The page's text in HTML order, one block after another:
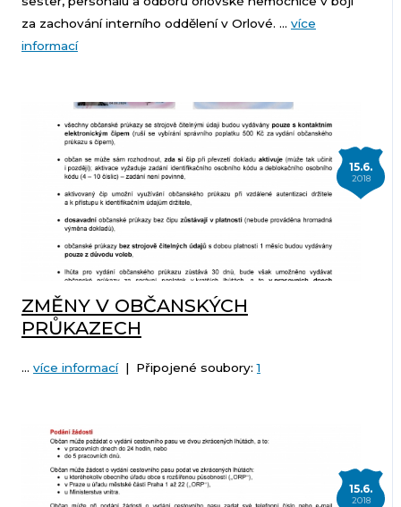
za zachování interního oddělení v Orlové. ... více
informací
15.6.
2018
ZMĚNY V OBČANSKÝCH
PRŮKAZECH
... více informací| Připojené soubory:1
15.6.
2018